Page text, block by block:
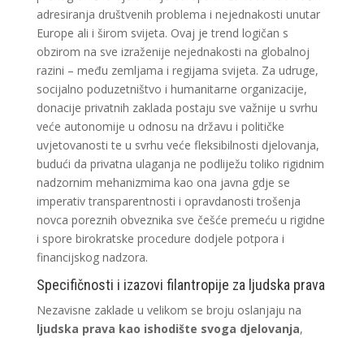
adresiranja društvenih problema i nejednakosti unutar
Europe ali i širom svijeta. Ovaj je trend logičan s
obzirom na sve izraženije nejednakosti na globalnoj
razini – među zemljama i regijama svijeta. Za udruge,
socijalno poduzetništvo i humanitarne organizacije,
donacije privatnih zaklada postaju sve važnije u svrhu
veće autonomije u odnosu na državu i političke
uvjetovanosti te u svrhu veće fleksibilnosti djelovanja,
budući da privatna ulaganja ne podliježu toliko rigidnim
nadzornim mehanizmima kao ona javna gdje se
imperativ transparentnosti i opravdanosti trošenja
novca poreznih obveznika sve češće premeću u rigidne
i spore birokratske procedure dodjele potpora i
financijskog nadzora.
Specifičnosti i izazovi filantropije za ljudska prava
Nezavisne zaklade u velikom se broju oslanjaju na
ljudska prava kao ishodište svoga djelovanja,